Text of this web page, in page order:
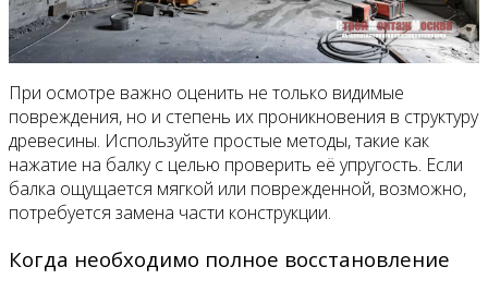
При осмотре важно оценить не только видимые
повреждения, но и степень их проникновения в структуру
древесины. Используйте простые методы, такие как
нажатие на балку с целью проверить её упругость. Если
балка ощущается мягкой или поврежденной, возможно,
потребуется замена части конструкции.
Когда необходимо полное восстановление